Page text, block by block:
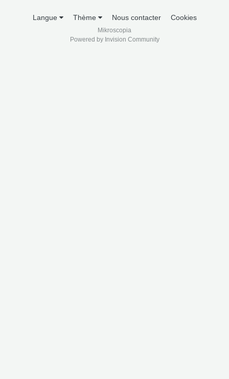
Langue Thème Nous contacter Cookies
Mikroscopia
Powered by Invision Community